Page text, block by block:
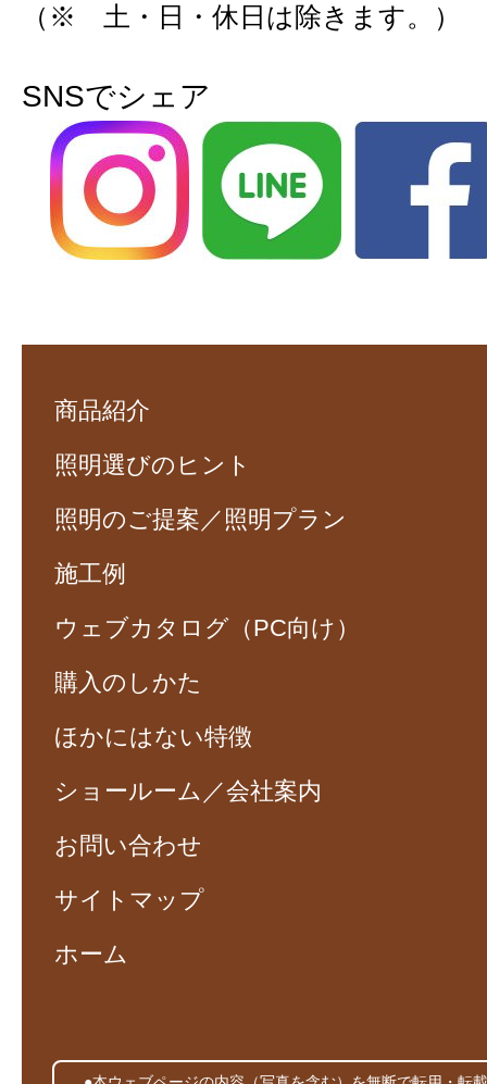
（※ 土・日・休日は除きます。）
SNSでシェア
商品紹介
照明選びのヒント
照明のご提案／照明プラン
施工例
ウェブカタログ（PC向け）
購入のしかた
ほかにはない特徴
ショールーム／会社案内
お問い合わせ
サイトマップ
ホーム